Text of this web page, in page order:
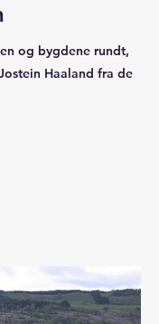
og bygdene rundt,
Haaland fra de